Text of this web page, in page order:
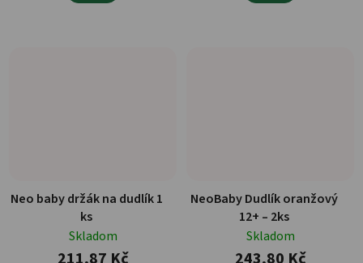
Neo baby držák na dudlík 1
ks
Skladom
NeoBaby Dudlík oranžový
12+ – 2ks
Skladom